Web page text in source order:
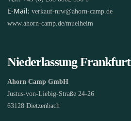
E-Mail: verkauf-nrw@ahorn-camp.de
www.ahorn-camp.de/muelheim
Niederlassung Frankfurt
Ahorn Camp GmbH
Justus-von-Liebig-Straße 24-26
63128 Dietzenbach